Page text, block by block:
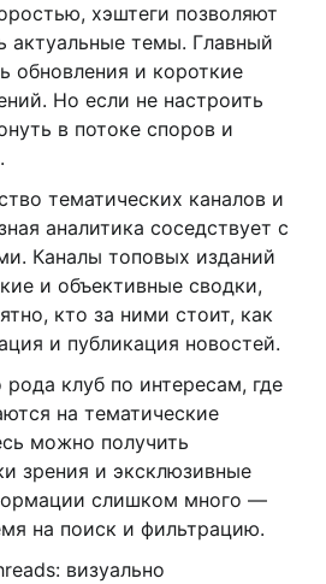
хэштеги позволяют
актуальные темы. Главный
обновления и короткие
Но если не настроить
в потоке споров и
тематических каналов и
аналитика соседствует с
Каналы топовых изданий
и объективные сводки,
кто за ними стоит, как
и публикация новостей.
рода клуб по интересам, где
на тематические
можно получить
зрения и эксклюзивные
слишком много —
на поиск и фильтрацию.
визуально